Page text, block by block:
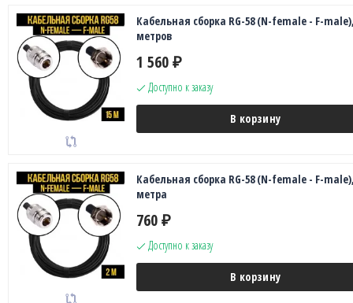
Кабельная сборка RG-58 (N-female - F-
метров
1 560 ₽
Доступно к заказу
В корзину
Кабельная сборка RG-58 (N-female - F-
метра
760 ₽
Доступно к заказу
В корзину